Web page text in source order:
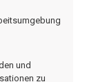
und
zu